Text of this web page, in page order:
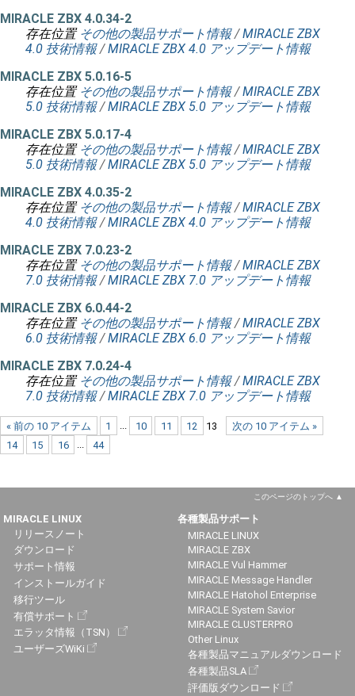
MIRACLE ZBX 4.0.34-2
存在位置 その他の製品サポート情報 /MIRACLE ZBX
4.0 技術情報 /MIRACLE ZBX 4.0 アップデート情報
MIRACLE ZBX 5.0.16-5
存在位置 その他の製品サポート情報 /MIRACLE ZBX
5.0 技術情報 /MIRACLE ZBX 5.0 アップデート情報
MIRACLE ZBX 5.0.17-4
存在位置 その他の製品サポート情報 /MIRACLE ZBX
5.0 技術情報 /MIRACLE ZBX 5.0 アップデート情報
MIRACLE ZBX 4.0.35-2
存在位置 その他の製品サポート情報 /MIRACLE ZBX
4.0 技術情報 /MIRACLE ZBX 4.0 アップデート情報
MIRACLE ZBX 7.0.23-2
存在位置 その他の製品サポート情報 /MIRACLE ZBX
7.0 技術情報 /MIRACLE ZBX 7.0 アップデート情報
MIRACLE ZBX 6.0.44-2
存在位置 その他の製品サポート情報 /MIRACLE ZBX
6.0 技術情報 /MIRACLE ZBX 6.0 アップデート情報
MIRACLE ZBX 7.0.24-4
存在位置 その他の製品サポート情報 /MIRACLE ZBX
7.0 技術情報 /MIRACLE ZBX 7.0 アップデート情報
« 前の 10 アイテム 次の 10 アイテム »
1 ... 10 11 12
13
14
15 16 ... 44
このページのトップへ
MIRACLE LINUX
リリースノート
ダウンロード
サポート情報
インストールガイド
移行ツール
有償サポート
エラッタ情報（TSN）
ユーザーズWiKi
各種製品サポート
MIRACLE LINUX
MIRACLE ZBX
MIRACLE Vul Hammer
MIRACLE Message Handler
MIRACLE Hatohol Enterprise
MIRACLE System Savior
MIRACLE CLUSTERPRO
Other Linux
各種製品マニュアルダウンロード
各種製品SLA
評価版ダウンロード